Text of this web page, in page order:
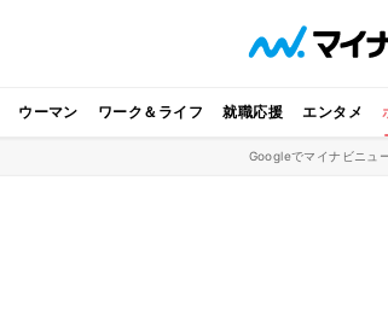
ウーマン ワーク＆ライフ 就職応援 エンタメ
Googleでマイナビニュ